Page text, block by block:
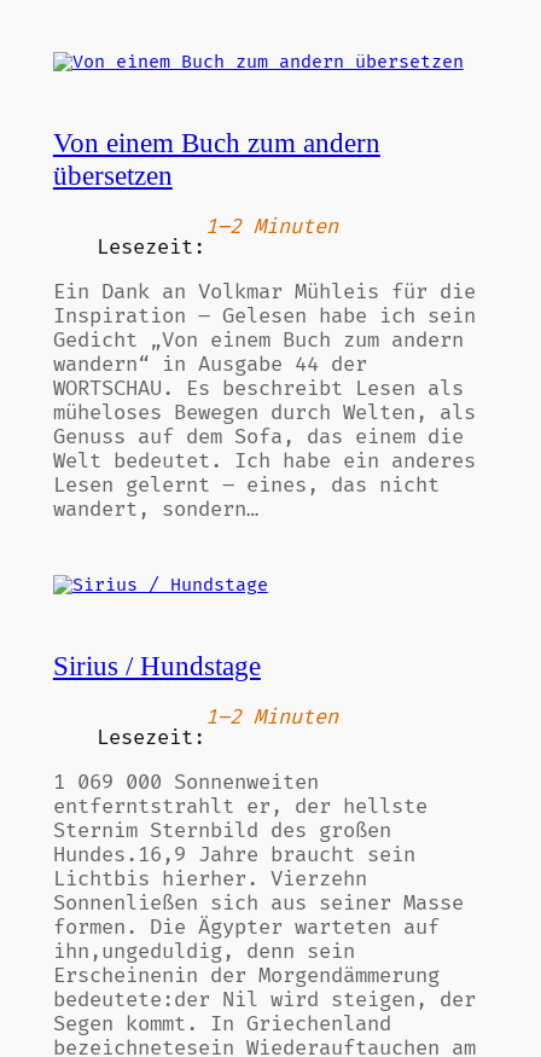
Von einem Buch zum andern
übersetzen
Lesezeit:
1–2 Minuten
Ein Dank an Volkmar Mühleis für die
Inspiration – Gelesen habe ich sein
Gedicht „Von einem Buch zum andern
wandern“ in Ausgabe 44 der
WORTSCHAU. Es beschreibt Lesen als
müheloses Bewegen durch Welten, als
Genuss auf dem Sofa, das einem die
Welt bedeutet. Ich habe ein anderes
Lesen gelernt – eines, das nicht
wandert, sondern…
Sirius / Hundstage
Lesezeit:
1–2 Minuten
1 069 000 Sonnenweiten
entferntstrahlt er, der hellste
Sternim Sternbild des großen
Hundes.16,9 Jahre braucht sein
Lichtbis hierher. Vierzehn
Sonnenließen sich aus seiner Masse
formen. Die Ägypter warteten auf
ihn,ungeduldig, denn sein
Erscheinenin der Morgendämmerung
bedeutete:der Nil wird steigen, der
Segen kommt. In Griechenland
bezeichnetesein Wiederauftauchen am